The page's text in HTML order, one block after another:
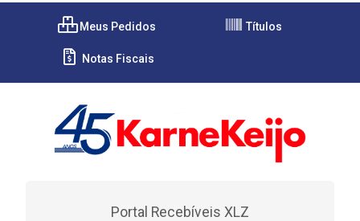
Meus Pedidos Títulos
Notas Fiscais
Portal Recebíveis XLZ